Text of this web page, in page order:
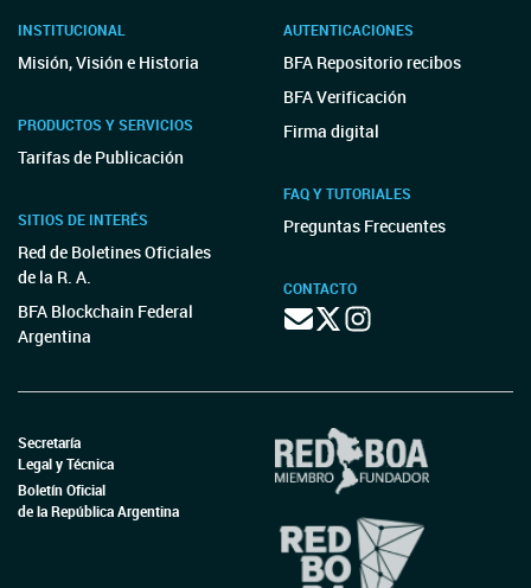
INSTITUCIONAL
Misión, Visión e Historia
PRODUCTOS Y SERVICIOS
Tarifas de Publicación
SITIOS DE INTERÉS
Red de Boletines Oficiales
de la R. A.
BFA Blockchain Federal
Argentina
AUTENTICACIONES
BFA Repositorio recibos
BFA Verificación
Firma digital
FAQ Y TUTORIALES
Preguntas Frecuentes
CONTACTO
Secretaría
Legal y Técnica
Boletín Oficial
de la República Argentina